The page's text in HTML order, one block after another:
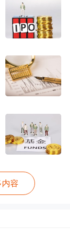
美元/
北京时间
左右。
对记者
这一重要
从历史高
7%，这是
守住当前
最大的挑
内容